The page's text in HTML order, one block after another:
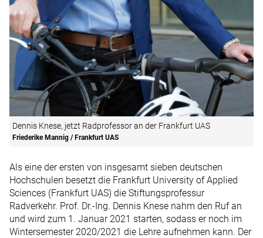
Dennis Knese, jetzt Radprofessor an der Frankfurt UAS
Friederike Mannig / Frankfurt UAS
Als eine der ersten von insgesamt sieben deutschen
Hochschulen besetzt die Frankfurt University of Applied
Sciences (Frankfurt UAS) die Stiftungsprofessur
Radverkehr. Prof. Dr.-Ing. Dennis Knese nahm den Ruf an
und wird zum 1. Januar 2021 starten, sodass er noch im
Wintersemester 2020/2021 die Lehre aufnehmen kann. Der